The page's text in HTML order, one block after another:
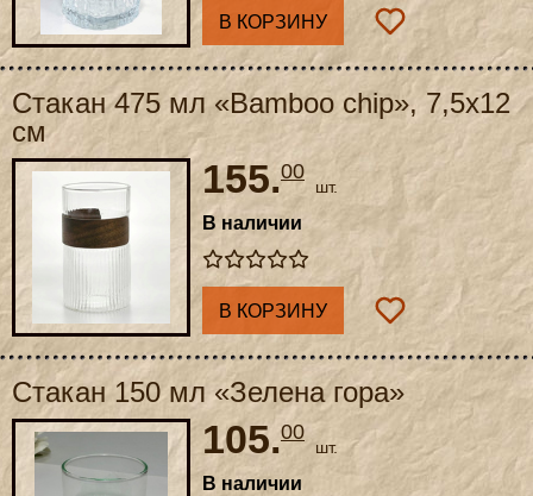
В КОРЗИНУ
Стакан 475 мл «Bamboo chip», 7,5x12
см
155.00
шт.
В наличии
В КОРЗИНУ
Стакан 150 мл «Зелена гора»
105.00
шт.
В наличии